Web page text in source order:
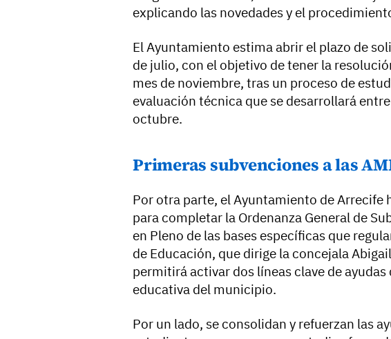
explicando las novedades y el
El Ayuntamiento estima abrir el plazo de
de julio, con el objetivo de tener la
mes de noviembre, tras un proceso de
evaluación técnica que se desarrollará
octubre.
Primeras subvenciones a las
Por otra parte, el Ayuntamiento de Arrecife
para completar la Ordenanza General de
en Pleno de las bases específicas que
de Educación, que dirige la concejala
permitirá activar dos líneas clave de
educativa del municipio.
Por un lado, se consolidan y refuerzan las